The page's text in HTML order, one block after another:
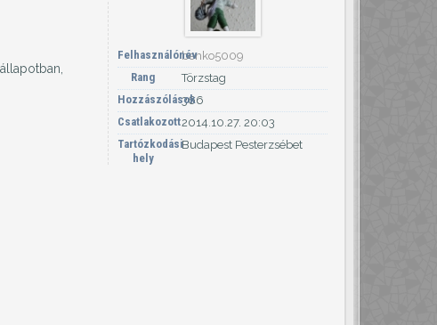
Felhasználónévbenko5009
Rang
Törzstag
Hozzászólások
366
Csatlakozott2014.10.27. 20:03
Tartózkodási
hely
Budapest Pesterzsébet